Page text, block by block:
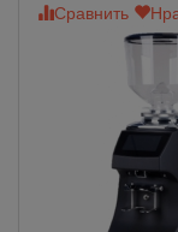
Сравнить